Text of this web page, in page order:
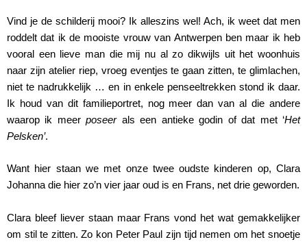
Vind je de schilderij mooi? Ik alleszins wel! Ach, ik weet dat men
roddelt dat ik de mooiste vrouw van Antwerpen ben maar ik heb
vooral een lieve man die mij nu al zo dikwijls uit het woonhuis
naar zijn atelier riep, vroeg eventjes te gaan zitten, te glimlachen,
niet te nadrukkelijk … en in enkele penseeltrekken stond ik daar.
Ik houd van dit familieportret, nog meer dan van al die andere
waarop ik meerposeerals een antieke godin of dat met ‘Het
Pelsken’.
Want hier staan we met onze twee oudste kinderen op, Clara
Johanna die hier zo’n vier jaar oud is en Frans, net drie geworden.
Clara bleef liever staan maar Frans vond het wat gemakkelijker
om stil te zitten. Zo kon Peter Paul zijn tijd nemen om het snoetje